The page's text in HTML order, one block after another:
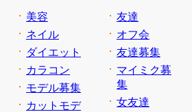
美容
ネイル
ダイエット
カラコン
モデル募集
カットモデ
友達
オフ会
友達募集
マイミク募
集
女友達